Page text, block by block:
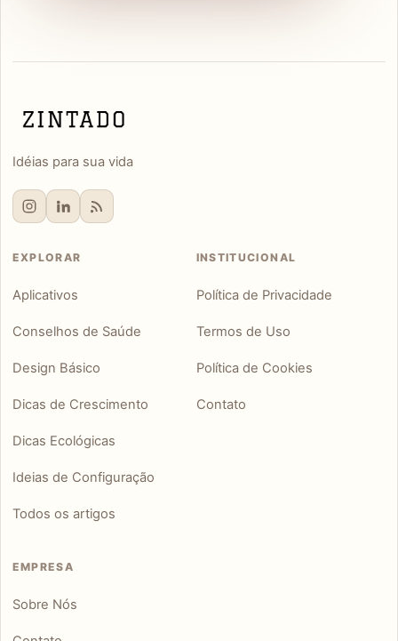
Idéias para sua vida
EXPLORAR
Aplicativos
Conselhos de Saúde
Design Básico
Dicas de Crescimento
Dicas Ecológicas
Ideias de Configuração
Todos os artigos
INSTITUCIONAL
Política de Privacidade
Termos de Uso
Política de Cookies
Contato
EMPRESA
Sobre Nós